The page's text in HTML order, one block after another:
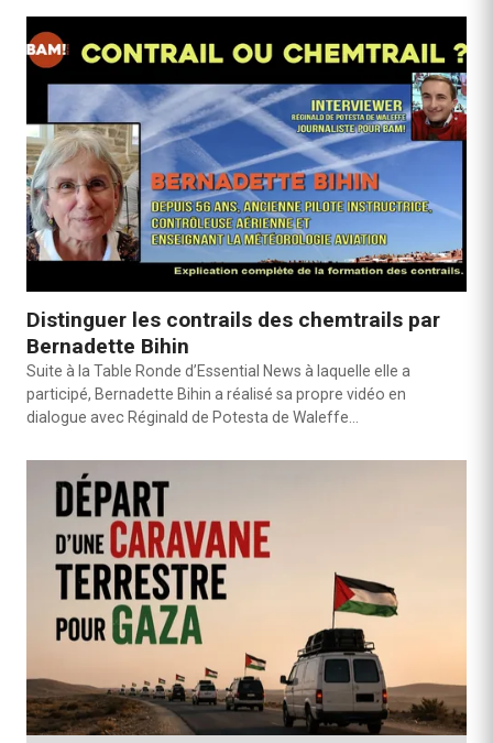
Distinguer les contrails des chemtrails par
Bernadette Bihin
Suite à la Table Ronde d’Essential News à laquelle elle a
participé, Bernadette Bihin a réalisé sa propre vidéo en
dialogue avec Réginald de Potesta de Waleffe…